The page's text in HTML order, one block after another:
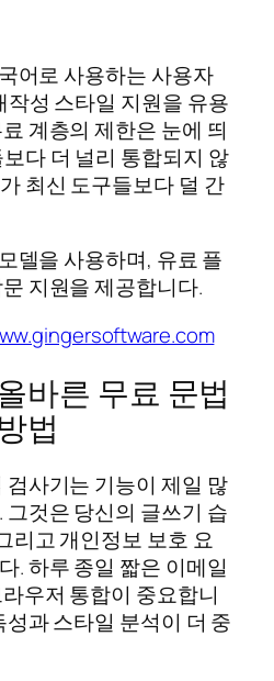
어로 사용하는 사용자
작성 스타일 지원을 유용
계층의 제한은 눈에 띄
다 더 널리 통합되지 않
최신 도구들보다 덜 간
델을 사용하며, 유료 플
지원을 제공합니다.
바른 무료 문법
법
검사기는 기능이 제일 많
것은 당신의 글쓰기 습
리고 개인정보 보호 요
. 하루 종일 짧은 이메일
우저 통합이 중요합니
과 스타일 분석이 더 중